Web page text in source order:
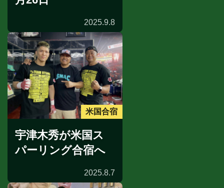
2025.9.8
米国合宿
宇津木秀が米国ス
パーリング合宿へ
2025.8.7